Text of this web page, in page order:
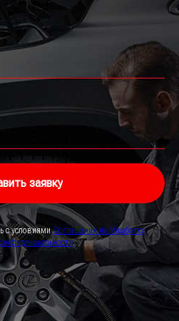
заявку
с условиямиСоглашения на обработку
.